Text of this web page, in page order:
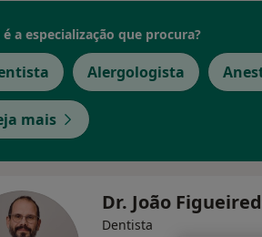
é a especialização que procura?
Alergologista
mais
Dr. João
Dentista